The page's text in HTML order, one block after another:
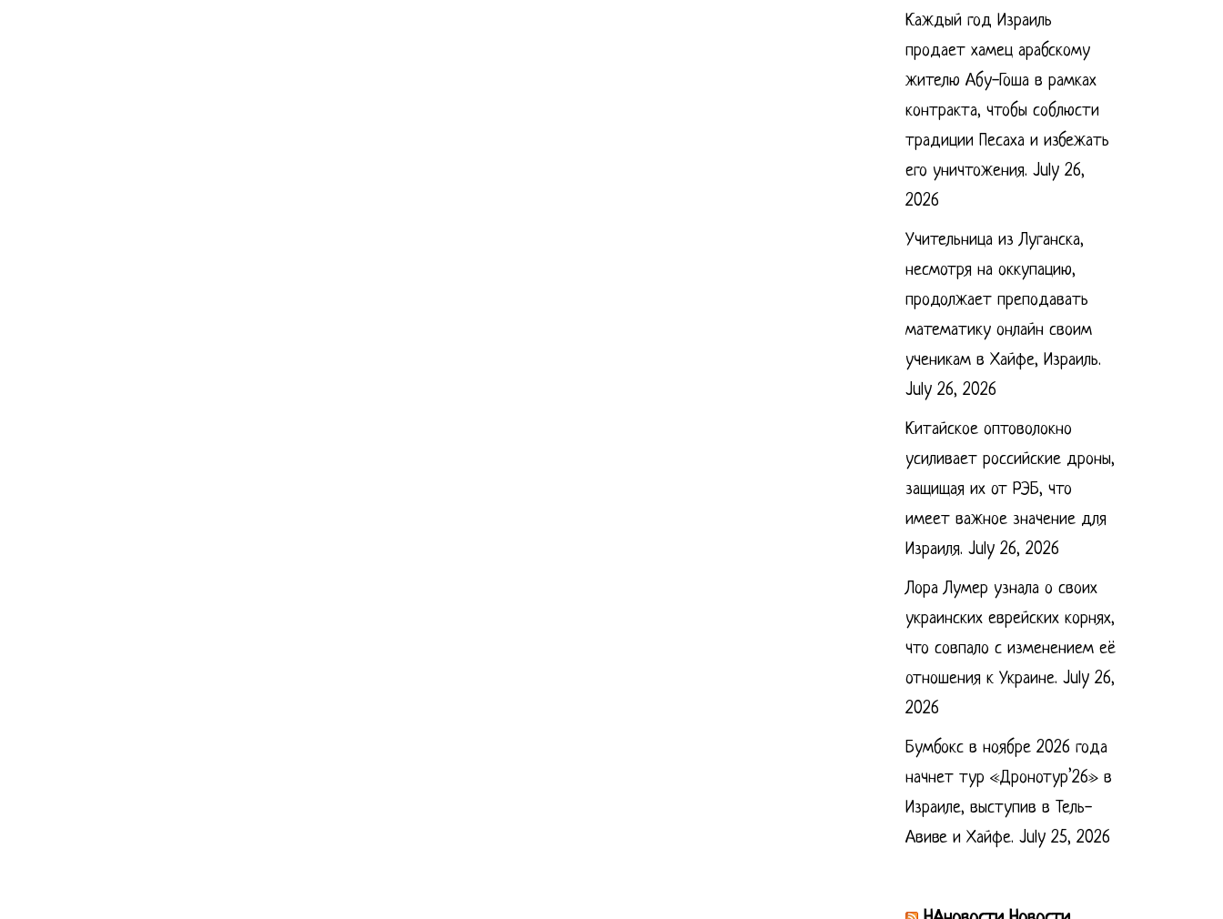
Каждый год Израиль
продает хамец арабскому
жителю Абу-Гоша в рамках
контракта, чтобы соблюсти
традиции Песаха и избежать
его уничтожения. July 26,
2026
Учительница из Луганска,
несмотря на оккупацию,
продолжает преподавать
математику онлайн своим
ученикам в Хайфе, Израиль.
July 26, 2026
Китайское оптоволокно
усиливает российские дроны,
защищая их от РЭБ, что
имеет важное значение для
Израиля. July 26, 2026
Лора Лумер узнала о своих
украинских еврейских корнях,
что совпало с изменением её
отношения к Украине. July 26,
2026
Бумбокс в ноябре 2026 года
начнет тур «Дронотур’26» в
Израиле, выступив в Тель-
Авиве и Хайфе. July 25, 2026